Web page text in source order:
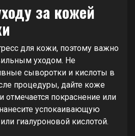
за кожей
для кожи, поэтому важно
уходом. Не
сыворотки и кислоты в
процедуры, дайте коже
отмечается покраснение или
нанесите успокаивающую
гиалуроновой кислотой.